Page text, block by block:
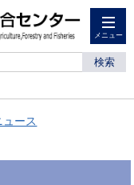
メニュー
検索
ュース